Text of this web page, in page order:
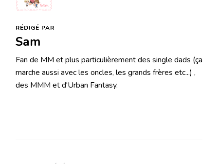
RÉDIGÉ PAR
Sam
Fan de MM et plus particulièrement des single dads (ça
marche aussi avec les oncles, les grands frères etc...) ,
des MMM et d'Urban Fantasy.